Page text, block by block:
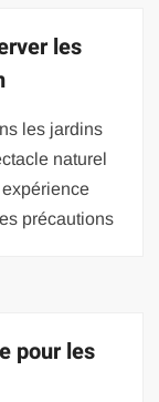
les
les jardins
naturel
précautions
pour les